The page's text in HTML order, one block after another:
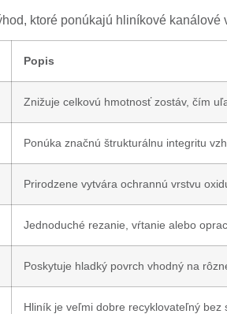
ktoré ponúkajú hliníkové
Popis
Znižuje celkovú hmotnosť zostáv, čím
Ponúka značnú štrukturálnu integritu
Prirodzene vytvára ochrannú vrstvu
Jednoduché rezanie, vŕtanie alebo
Poskytuje hladký povrch vhodný na
Hliník je veľmi dobre recyklovateľný bez